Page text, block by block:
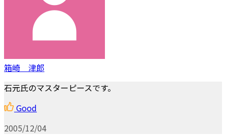
箱崎 津郎
石元氏のマスターピースです。
Good
2005/12/04